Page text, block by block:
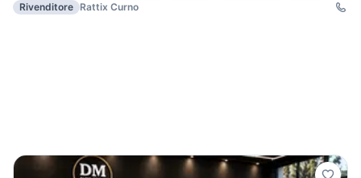
Rivenditore Rattix Curno